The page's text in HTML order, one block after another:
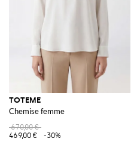
TOTEME
Chemise femme
670,00 €
469,00 €
-30%